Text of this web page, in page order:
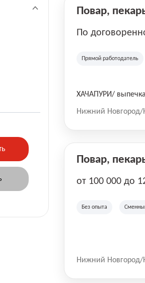
Повар,
По
Прямой работодатель
ХАЧАПУРИ/
Нижний Новгород/
Повар,
от 100 000 до
Без опыта
Нижний Новгород/